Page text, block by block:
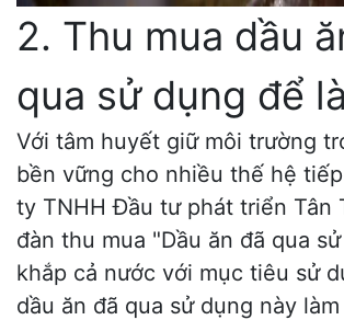
2. Thu mua dầu
qua sử dụng để
Với tâm huyết giữ môi trường
bền vững cho nhiều thế hệ
ty TNHH Đầu tư phát triển Tân
đàn thu mua "Dầu ăn đã qua
khắp cả nước với mục tiêu sử
dầu ăn đã qua sử dụng này